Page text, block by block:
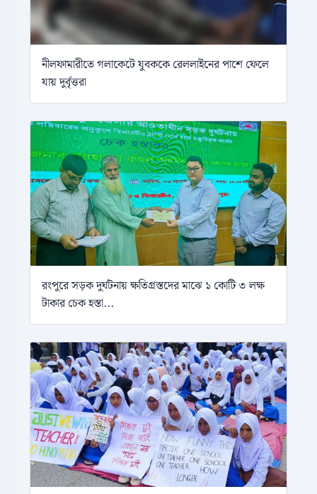
নীলফামারীতে গলাকেটে যুবককে রেললাইনের পাশে ফেলে
যায় দুর্বৃত্তরা
রংপুরে সড়ক দুর্ঘটনায় ক্ষতিগ্রস্তদের মাঝে ১ কোটি ৩ লক্ষ
টাকার চেক হস্তা...